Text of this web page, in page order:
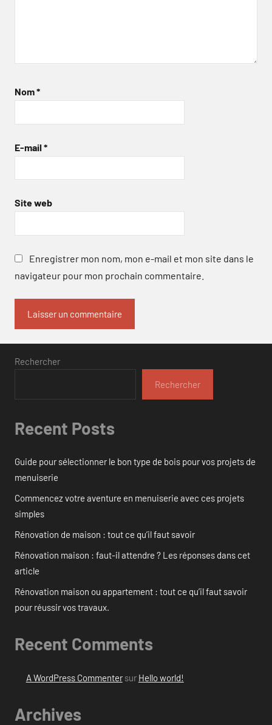
Nom*
E-mail *
Site web
Enregistrer mon nom, mon e-mail et mon site dans le
navigateur pour mon prochain commentaire.
Rechercher
Rechercher
Recent Posts
Guide pour sélectionner le bon type de bois pour vos projets de
menuiserie
Commencez votre aventure en menuiserie avec ces projets
simples
Rénovation de maison : tout ce qu’il faut savoir
Rénovation maison : faut-il attendre ? Les réponses dans cet
article
Rénovation maison ou appartement : tout ce qu’il faut savoir
pour réussir vos travaux.
Recent Comments
A WordPress Commentersur Hello world!
Archives